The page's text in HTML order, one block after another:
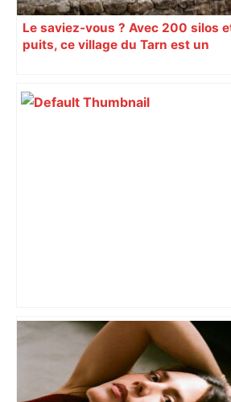
Le saviez-vous ? Avec 200 silos
puits, ce village du Tarn est un
Vainqueur de Toulouse à Aimé-
Perpignan se prend à croire au
maintien – L'Équipe